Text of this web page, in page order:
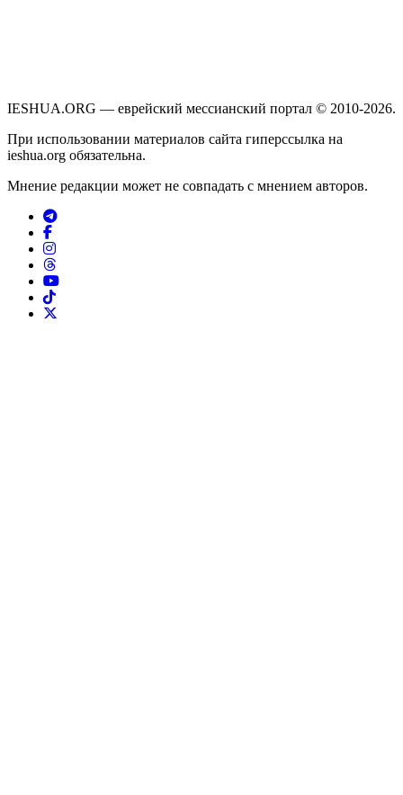
IESHUA.ORG — еврейский мессианский портал © 2010-2026.
При использовании материалов сайта гиперссылка на
ieshua.org обязательна.
Мнение редакции может не совпадать с мнением авторов.